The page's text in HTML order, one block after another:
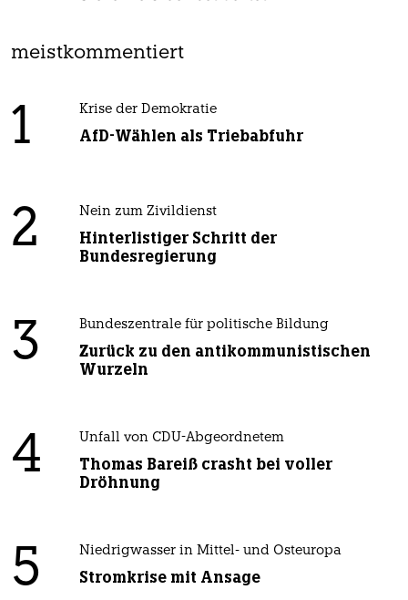
meistkommentiert
1 Krise der Demokratie
AfD-Wählen als Triebabfuhr
2 Nein zum Zivildienst
Hinterlistiger Schritt der
Bundesregierung
3 Bundeszentrale für politische Bildung
Zurück zu den antikommunistischen
Wurzeln
4 Unfall von CDU-Abgeordnetem
Thomas Bareiß crasht bei voller
Dröhnung
5 Niedrigwasser in Mittel- und Osteuropa
Stromkrise mit Ansage